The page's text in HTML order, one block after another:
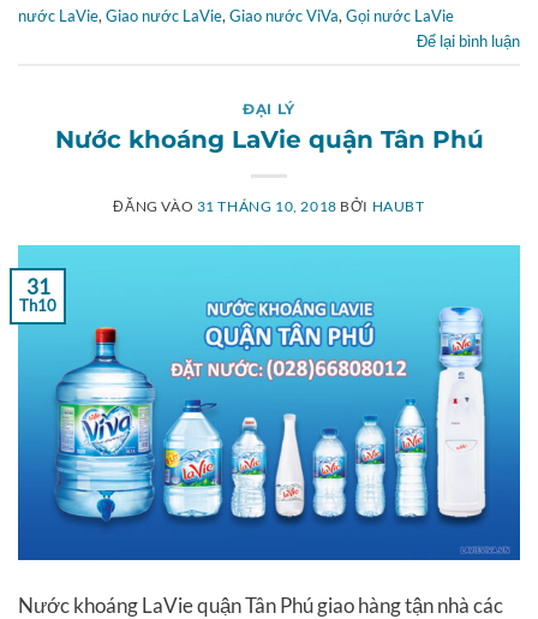
nước LaVie, Giao nước LaVie, Giao nước ViVa, Gọi nước LaVie
Để lại bình luận
ĐẠI LÝ
Nước khoáng LaVie quận Tân Phú
ĐĂNG VÀO 31 THÁNG 10, 2018 BỞI HAUBT
31
Th10
Nước khoáng LaVie quận Tân Phú giao hàng tận nhà các